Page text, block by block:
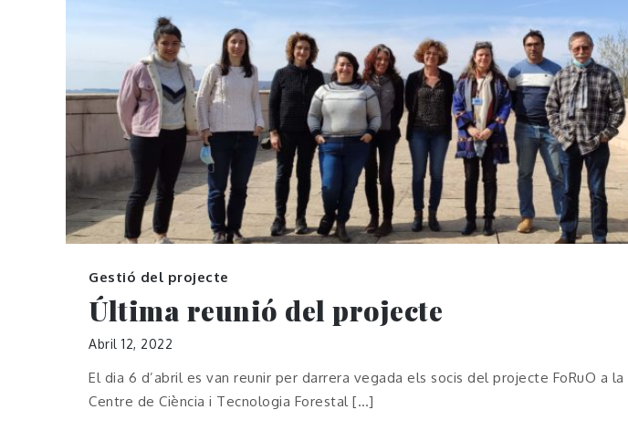
Gestió del projecte
Última reunió del projecte
Abril 12, 2022
El dia 6 d’abril es van reunir per darrera vegada els socis del projecte FoRuO a
Centre de Ciència i Tecnologia Forestal […]